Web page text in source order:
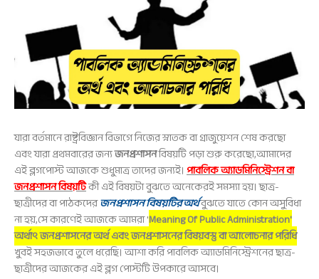
যারা বর্তমানে রাষ্ট্রবিজ্ঞান বিভাগে নিজের স্নাতক বা গ্রাজুয়েশন শেষ করছো
এবং যারা প্রথমবারের জন্যজনপ্রশাসনবিষয়টি পড়া শুরু করেছো,আমাদের
এই ব্লগপোস্ট আজকে শুধুমাত্র তাদের জন্যই।পাবলিক অ্যাডমিনিস্ট্রেশন বা
জনপ্রশাসন বিষয়টিকী এই বিষয়টা বুঝতে অনেকেরই সমস্যা হয়। ছাত্র-
ছাত্রীদের বা পাঠকদেরজনপ্রশাসন বিষয়টির অর্থবুঝতে যাতে কোন অসুবিধা
না হয়,সে কারণেই আজকে আমরা 'Meaning Of Public Administration'
অর্থাৎ জনপ্রশাসনের অর্থ এবং জনপ্রশাসনের বিষয়বস্তু বা আলোচনার পরিধি
খুবই সহজভাবে তুলে ধরেছি। আশা করি পাবলিক অ্যাডমিনিস্ট্রেশনের ছাত্র-
ছাত্রীদের আজকের এই ব্লগ পোস্টটিউপকারে আসবে।